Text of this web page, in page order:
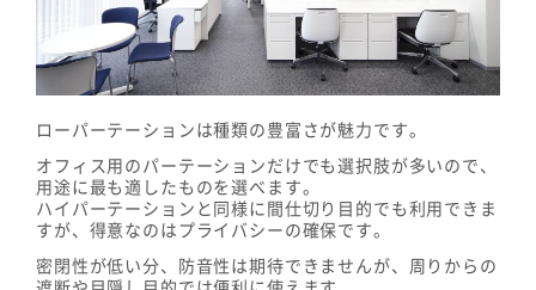
ローパーテーションは種類の豊富さが魅力です。
オフィス用のパーテーションだけでも選択肢が多いので、
用途に最も適したものを選べます。
ハイパーテーションと同様に間仕切り目的でも利用できま
すが、得意なのはプライバシーの確保です。
密閉性が低い分、防音性は期待できませんが、周りからの